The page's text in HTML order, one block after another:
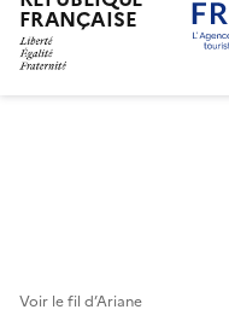
FRANÇAISE
Voir le fil d’Ariane